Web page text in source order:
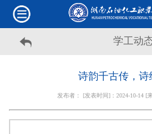
学工动
诗韵千古传，诗
发布者： [发表时间]：2024-10-14 [